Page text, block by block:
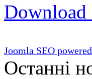
Download
Joomla SEO
Останні